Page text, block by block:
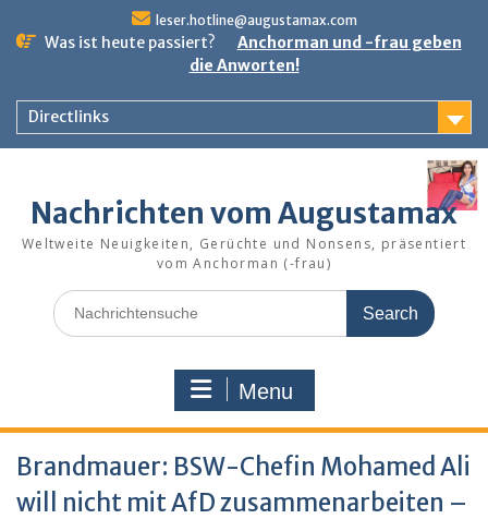
leser.hotline@augustamax.com
Was ist heute passiert?
Anchorman und -frau geben
die Anworten!
Directlinks
Nachrichten vom Augustamax
Weltweite Neuigkeiten, Gerüchte und Nonsens, präsentiert
vom Anchorman (-frau)
Search
for:
Menu
Brandmauer: BSW-Chefin Mohamed Ali
will nicht mit AfD zusammenarbeiten –